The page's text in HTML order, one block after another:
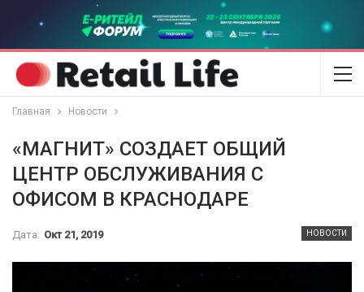
Главная Новости
«МАГНИТ» СОЗДАЕТ ОБЩИЙ
ЦЕНТР ОБСЛУЖИВАНИЯ С
ОФИСОМ В КРАСНОДАРЕ
НОВОСТИ
Дата: Окт 21, 2019